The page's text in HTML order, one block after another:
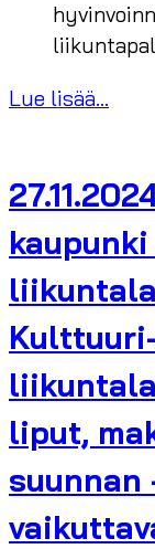
Lue lisää...
liput,
suunnan